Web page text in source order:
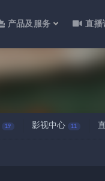
产品及服务 直播
19 影视中心 11